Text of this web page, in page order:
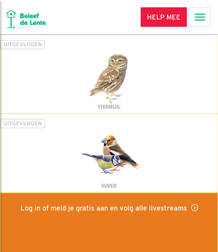
HELP MEE
UITGEVLOGEN
STEENUIL
UITGEVLOGEN
VIJVER
Log in of meld je gratis aan en volg alle livestreams